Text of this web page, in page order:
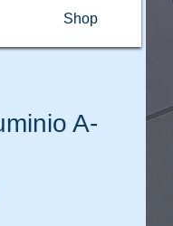
A-
Shop